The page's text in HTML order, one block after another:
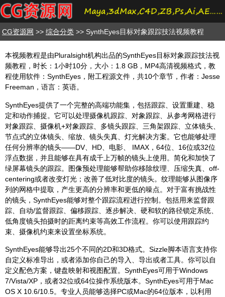
CG资源网 >> 综合分类 >> SynthEyes目标对象跟踪技法视频教程
本视频教程是由Pluralsight机构出品的SynthEyes目标对象跟踪技法视
频教程，时长：1小时10分，大小：1.8 GB，MP4高清视频格式，教
程使用软件：SynthEyes，附工程源文件，共10个章节，作者：Jesse
Freeman，语言：英语。
SynthEyes提供了一个完整的高端功能集，包括跟踪、设置重建、稳
定和动作捕捉。它可以处理摄像机跟踪、对象跟踪、从参考网格进行
对象跟踪、摄像机+对象跟踪、多镜头跟踪、三角架跟踪、立体镜头、
节点式的立体镜头、缩放、镜头失真、灯光解决方案。它也能够处理
任何分辨率的镜头——DV、HD、电影、 IMAX，64位、16位或32位
浮点数据，并且能够在具有成千上万帧的镜头上使用。简化和加快了
绿屏幕镜头的跟踪。图像预处理能够帮助你移除纹理、压缩失真、off-
centering或者改变灯光；改善了低对比度的镜头。纹理能够从图像序
列的网格中提取，产生更高的分辨率和更低的噪点。对于富有挑战性
的镜头，SynthEyes能够对整个跟踪流程进行控制。包括用来监督跟
踪、自动/监督跟踪、偏移跟踪、逐步解决、硬和软的路径锁定系统、
低角度镜头拍摄时的距离约束等高效工作流程。你可以使用跟踪约
束、摄像机约束来设置坐标系统。
SynthEyes能够导出25个不同的2D和3D格式。Sizzle脚本语言支持你
自定义标准导出，或者添加你自己的导入、导出或者工具。你可以自
定义配色方案，键盘映射和视图配置。SynthEyes可用于Windows
7/Vista/XP，或者32位或64位操作系统版本。SynthEyes可用于Mac
OS X 10.6/10.5。专业人员能够选择PC或Mac的64位版本，以利用